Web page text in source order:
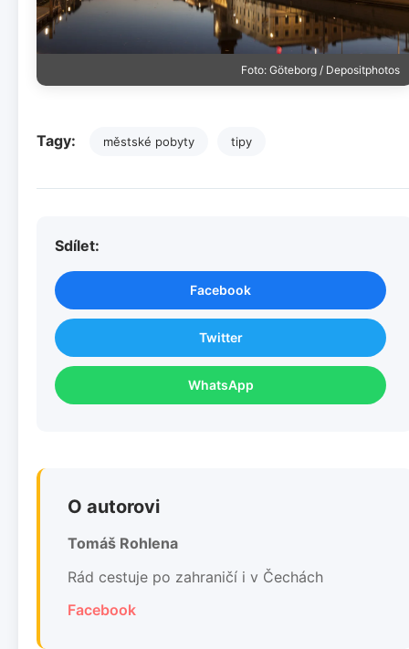
Foto: Göteborg / Depositphotos
Tagy: městské pobyty tipy
Sdílet:
Facebook
Twitter
WhatsApp
O autorovi
Tomáš Rohlena
Rád cestuje po zahraničí i v Čechách
Facebook